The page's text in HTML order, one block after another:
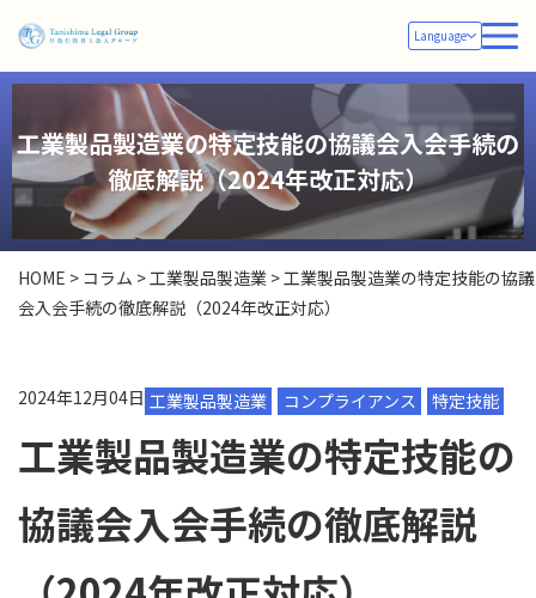
Language
工業製品製造業の特定技能の協議会入会手続の
徹底解説（2024年改正対応）
HOME > コラム >工業製品製造業 >工業製品製造業の特定技能の協議
会入会手続の徹底解説（2024年改正対応）
2024年12月04日 工業製品製造業 コンプライアンス 特定技能
工業製品製造業の特定技能の
協議会入会手続の徹底解説